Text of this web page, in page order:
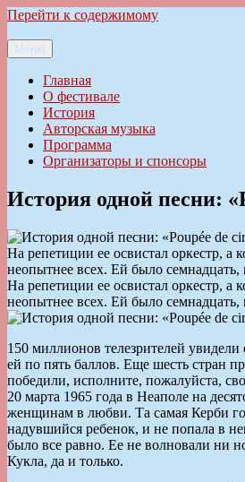
Перейти к содержимому
Ильменский фестиваль авторской
Меню
Главная
О фестивале
История
Авторская музыка
Программа
Организаторы и спонсоры
История одной песни:
На репетиции ее освистал оркестр,
неопытнее всех. Ей было
На репетиции ее освистал оркестр,
неопытнее всех. Ей было
150 миллионов телезрителей
ей по пять баллов. Еще шесть стран
победили, исполните, пожалуйста,
20 марта 1965 года в Неаполе на
женщинам в любви. Та самая Керби
надувшийся ребенок, и не попала в
было все равно. Ее не волновали ни
Кукла, да и только.